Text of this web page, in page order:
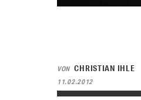
VON CHRISTIAN IHLE
11.02.2012